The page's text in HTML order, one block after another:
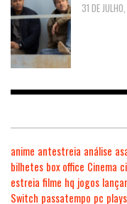
31 DE
anime antestreia análise
bilhetes box office Cinema
estreia filme hq jogos
Switch passatempo pc